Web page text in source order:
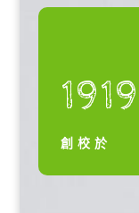
1919
創校於